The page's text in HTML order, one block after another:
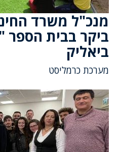
מנכ"ל משרד
ביקר בבית הספר
ביאליק
מערכת כרמליסט